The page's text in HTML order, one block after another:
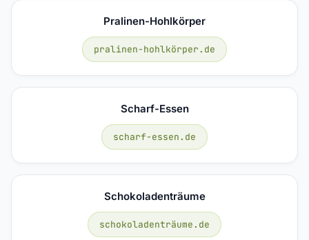
Pralinen-Hohlkörper
pralinen-hohlkörper.de
Scharf-Essen
scharf-essen.de
Schokoladenträume
schokoladenträume.de